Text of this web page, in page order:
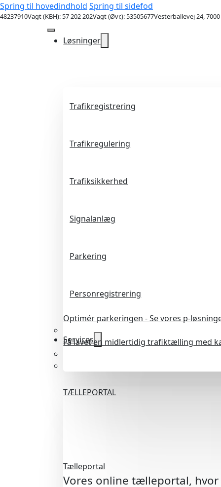
Spring til hovedindhold Spring til sidefod
48237910Vagt (KBH): 57 202 202Vagt (Øvr.): 53505677Vesterballevej 24,
Løsninger
Trafikregistrering
Trafikregulering
Trafiksikkerhed
Signalanlæg
Parkering
Personregistrering
Optimér parkeringen - Se vores p-
Få lavet en midlertidig trafiktælling med
Services
TÆLLEPORTAL
Tælleportal
Vores online tælleportal,